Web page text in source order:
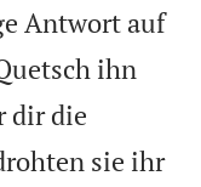
Antwort auf
ihn
dir die
sie ihr